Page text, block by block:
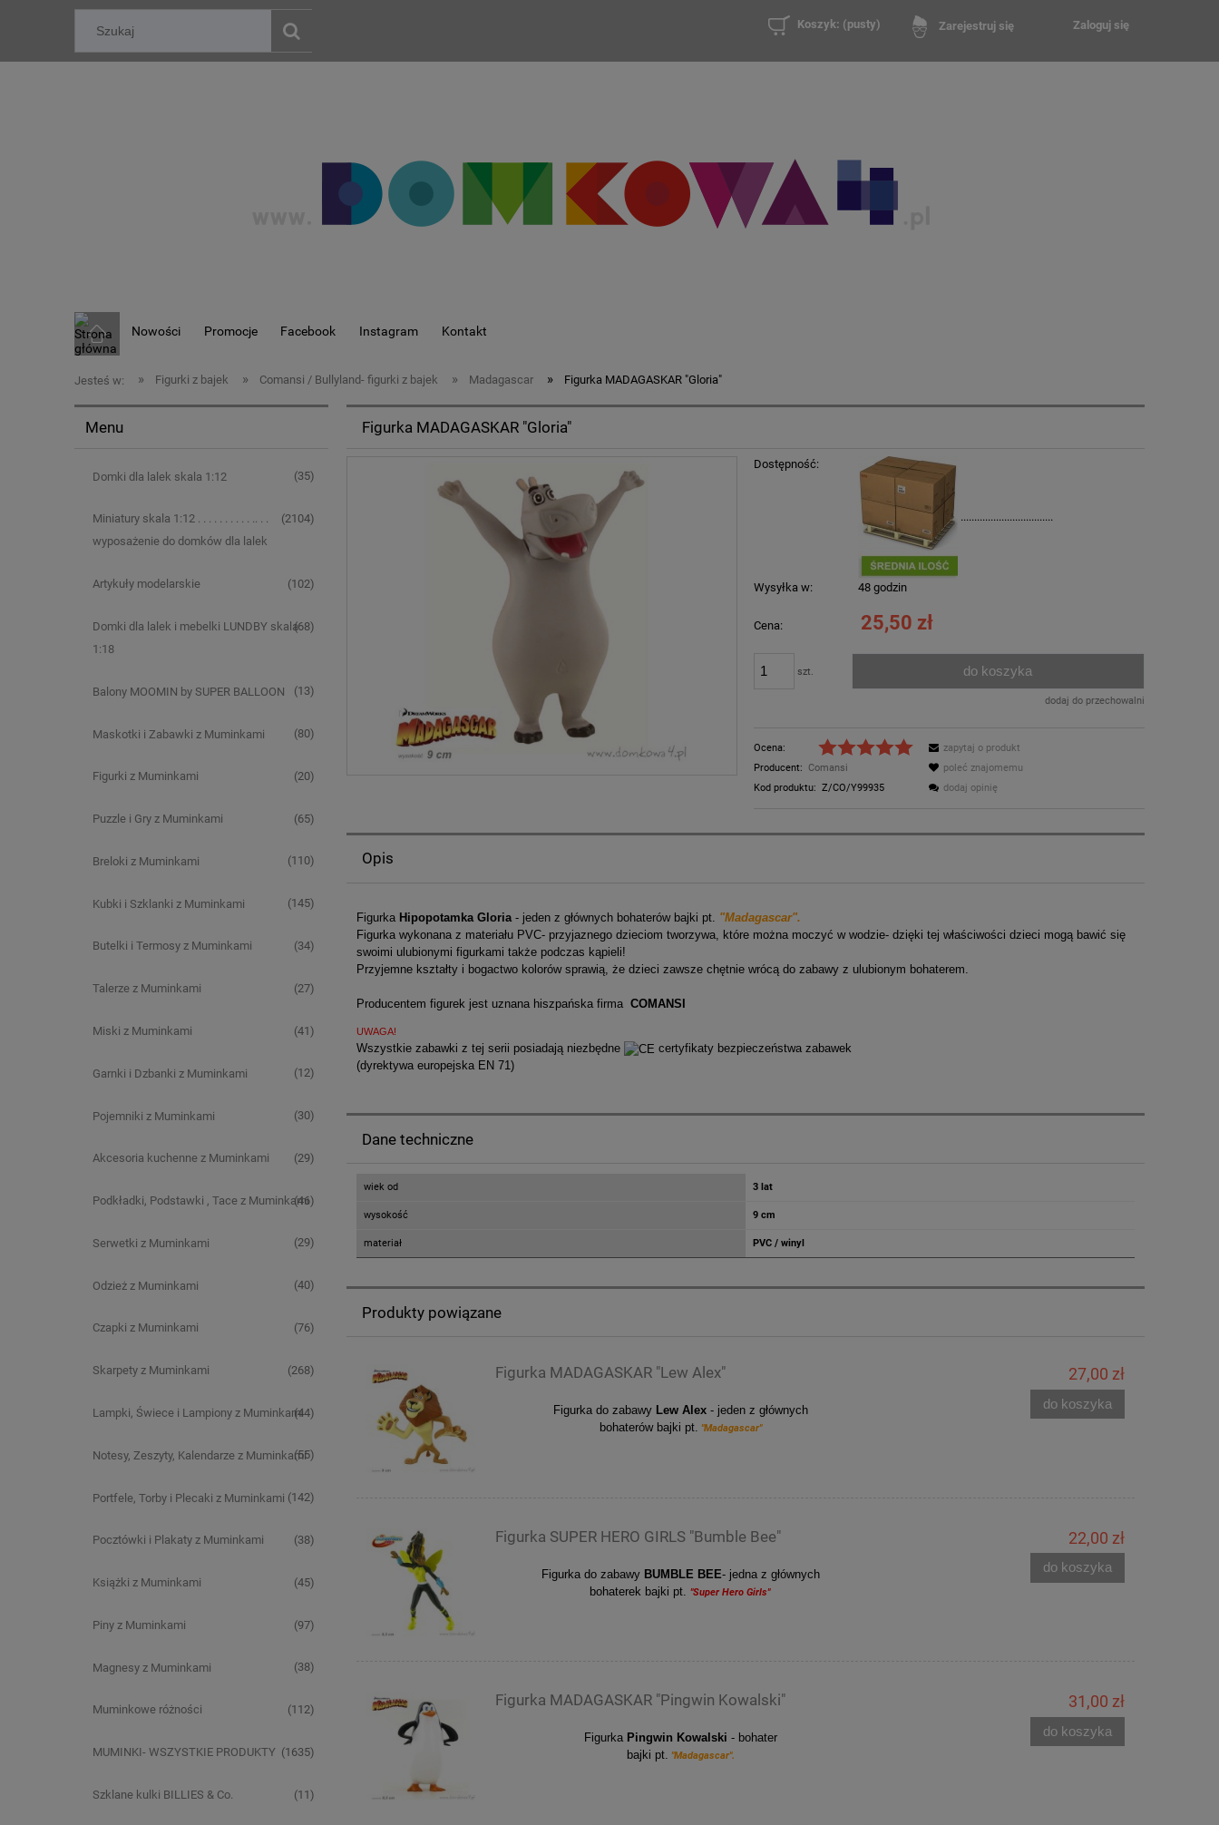
Zarejestruj się Zaloguj się
Koszyk: (pusty)
Nowości Promocje Facebook Instagram Kontakt
Jesteś w: » Figurki z bajek » Comansi / Bullyland- figurki z bajek » Madagascar » Figurka MADAGASKAR "Gloria"
Menu
Domki dla lalek skala 1:12 (35)
Miniatury skala 1:12 . . . . . . . . . . .. . .
wyposażenie do domków dla lalek
(2104)
Artykuły modelarskie (102)
Domki dla lalek i mebelki LUNDBY skala
1:18
(68)
Balony MOOMIN by SUPER BALLOON (13)
Maskotki i Zabawki z Muminkami (80)
Figurki z Muminkami (20)
Puzzle i Gry z Muminkami (65)
Breloki z Muminkami (110)
Kubki i Szklanki z Muminkami (145)
Butelki i Termosy z Muminkami (34)
Talerze z Muminkami (27)
Miski z Muminkami (41)
Garnki i Dzbanki z Muminkami (12)
Pojemniki z Muminkami (30)
Akcesoria kuchenne z Muminkami (29)
Podkładki, Podstawki , Tace z Muminkami
(46)
Serwetki z Muminkami (29)
Odzież z Muminkami (40)
Czapki z Muminkami (76)
Skarpety z Muminkami (268)
Lampki, Świece i Lampiony z Muminkami(44)
Notesy, Zeszyty, Kalendarze z Muminkami(55)
Portfele, Torby i Plecaki z Muminkami (142)
Pocztówki i Plakaty z Muminkami (38)
Książki z Muminkami (45)
Piny z Muminkami (97)
Magnesy z Muminkami (38)
Muminkowe różności (112)
MUMINKI- WSZYSTKIE PRODUKTY (1635)
Szklane kulki BILLIES & Co. (11)
Figurka MADAGASKAR "Gloria"
Dostępność:
..................................
Wysyłka w: 48 godzin
Cena: 25,50 zł
szt. do koszyka
dodaj do przechowalni
Ocena:
Producent:
Comansi
Kod produktu: Z/CO/Y99935
zapytaj o produkt
poleć znajomemu
dodaj opinię
Opis
Figurka Hipopotamka Gloria- jeden z głównych bohaterów bajki pt. "Madagascar".
Figurka wykonana z materiału PVC- przyjaznego dzieciom tworzywa, które można moczyć w wodzie- dzięki tej właściwości dzieci mogą bawić się
swoimi ulubionymi figurkami także podczas kąpieli!
Przyjemne kształty i bogactwo kolorów sprawią, że dzieci zawsze chętnie wrócą do zabawy z ulubionym bohaterem.
Producentem figurek jest uznana hiszpańska firma COMANSI
UWAGA!
Wszystkie zabawki z tej serii posiadają niezbędne
certyfikaty bezpieczeństwa zabawek
(dyrektywa europejska EN 71)
Dane techniczne
wiek od 3 lat
wysokość 9 cm
materiał PVC / winyl
Produkty powiązane
Figurka MADAGASKAR "Lew Alex"
Figurka do zabawy Lew Alex - jeden z głównych
bohaterówbajki pt. "Madagascar"
27,00 zł
do koszyka
Figurka SUPER HERO GIRLS "Bumble Bee"
Figurka do zabawy BUMBLE BEE- jedna z głównych
bohaterek bajki pt. "Super Hero Girls"
22,00 zł
do koszyka
Figurka MADAGASKAR "Pingwin Kowalski"
Figurka Pingwin Kowalski - bohater
bajki pt. "Madagascar".
31,00 zł
do koszyka